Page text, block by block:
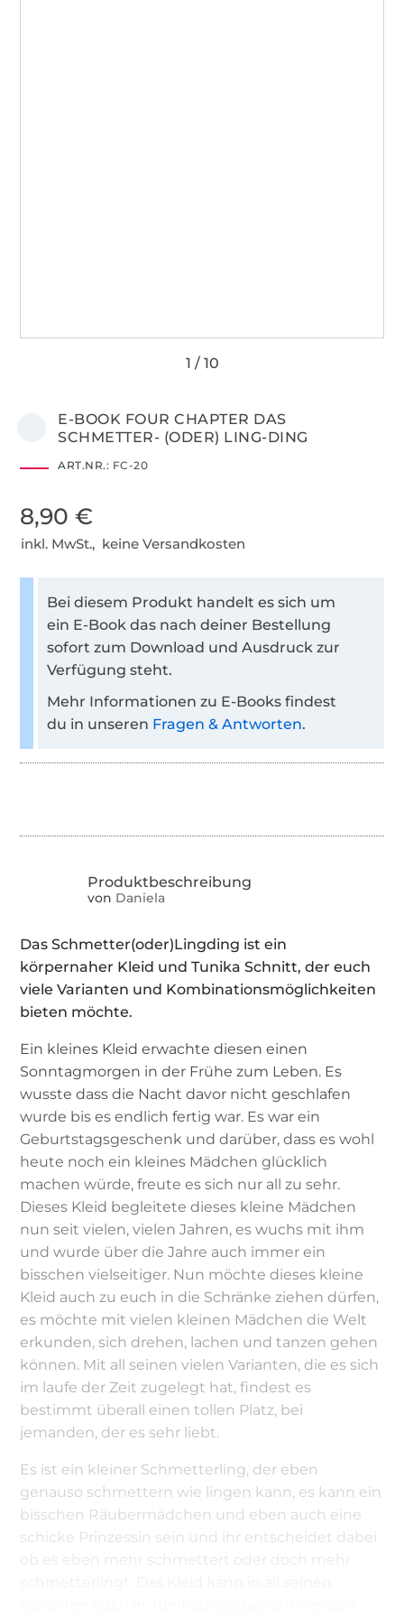
E-BOOK FOUR CHAPTER DAS
SCHMETTER- (ODER) LING-DING
ART.NR.: FC-20
8,90 €
inkl. MwSt., keine Versandkosten
Bei diesem Produkt handelt es sich um
ein E-Book das nach deiner Bestellung
sofort zum Download und Ausdruck zur
Verfügung steht.
Mehr Informationen zu E-Books findest
du in unseren Fragen & Antworten.
von Daniela
Das Schmetter(oder)Lingding ist ein
körpernaher Kleid und Tunika Schnitt, der euch
viele Varianten und Kombinationsmöglichkeiten
bieten möchte.
Ein kleines Kleid erwachte diesen einen
Sonntagmorgen in der Frühe zum Leben. Es
wusste dass die Nacht davor nicht geschlafen
wurde bis es endlich fertig war. Es war ein
Geburtstagsgeschenk und darüber, dass es wohl
heute noch ein kleines Mädchen glücklich
machen würde, freute es sich nur all zu sehr.
Dieses Kleid begleitete dieses kleine Mädchen
nun seit vielen, vielen Jahren, es wuchs mit ihm
und wurde über die Jahre auch immer ein
bisschen vielseitiger. Nun möchte dieses kleine
Kleid auch zu euch in die Schränke ziehen dürfen,
es möchte mit vielen kleinen Mädchen die Welt
erkunden, sich drehen, lachen und tanzen gehen
können. Mit all seinen vielen Varianten, die es sich
im laufe der Zeit zugelegt hat, findest es
bestimmt überall einen tollen Platz, bei
jemanden, der es sehr liebt.
Es ist ein kleiner Schmetterling, der eben
genauso schmettern wie lingen kann, es kann ein
bisschen Räubermädchen und eben auch eine
schicke Prinzessin sein und ihr entscheidet dabei
ob es eben mehr schmettert oder doch mehr